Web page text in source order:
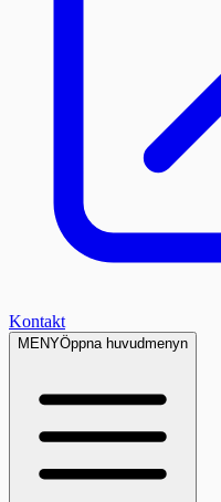
Kontakt
MENYÖppna huvudmenyn